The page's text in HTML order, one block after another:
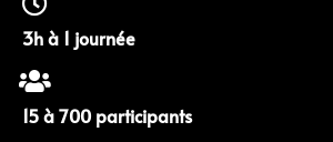
3h à 1 journée
15 à 700 participants